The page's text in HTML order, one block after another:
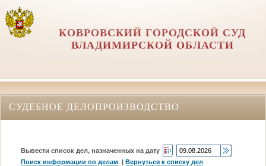
КОВРОВСКИЙ ГОРОДСКОЙ СУД
ВЛАДИМИРСКОЙ ОБЛАСТИ
СУДЕБНОЕ ДЕЛОПРОИЗВОДСТВО
Вывести список дел, назначенных на дату
Поиск информации по делам |Вернуться к списку дел